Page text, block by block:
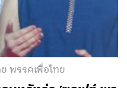
พรรคเพื่อไทย